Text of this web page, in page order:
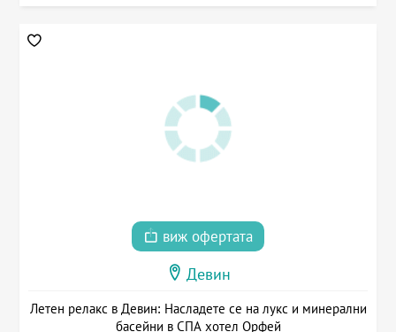
виж офертата
Девин
Летен релакс в Девин: Насладете се на лукс и минерални
басейни в СПА хотел Орфей